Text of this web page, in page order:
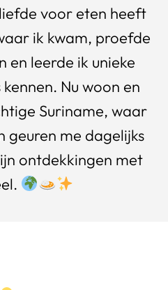
voor eten heeft
ik kwam, proefde
en leerde ik unieke
Nu woon en
Suriname, waar
geuren me dagelijks
ontdekkingen met